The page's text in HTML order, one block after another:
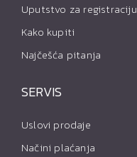
Uputstvo za registraciju
Kako kupiti
Najčešća pitanja
SERVIS
Uslovi prodaje
Načini plaćanja